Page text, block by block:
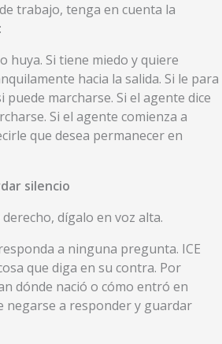
trabajo, tenga en cuenta la
huya. Si tiene miedo y quiere
hacia la salida. Si le para
marcharse. Si el agente dice
Si el agente comienza a
que desea permanecer en
silencio
dígalo en voz alta.
a ninguna pregunta. ICE
que diga en su contra. Por
dónde nació o cómo entró en
negarse a responder y guardar